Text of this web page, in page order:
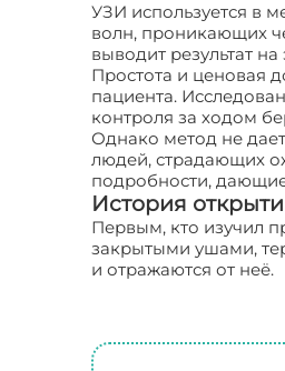
УЗИ используется в
волн, проникающих
выводит результат
Простота и ценовая
пациента.
контроля за ходом
Однако метод не
людей, страдающих
подробности,
История
Первым, кто изучил
закрытыми ушами,
и отражаются от неё.